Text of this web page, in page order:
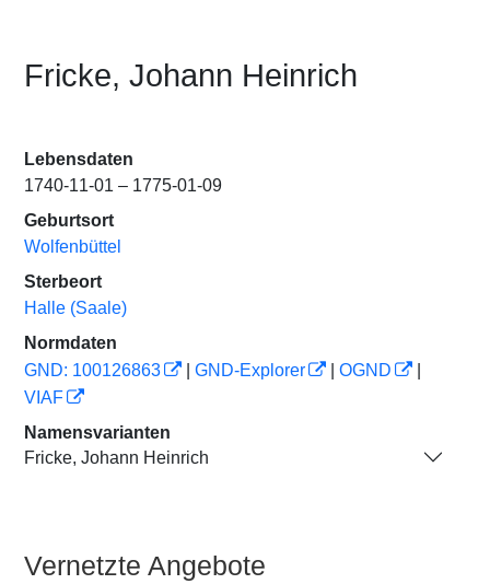
Fricke, Johann Heinrich
Lebensdaten
1740-11-01 – 1775-01-09
Geburtsort
Wolfenbüttel
Sterbeort
Halle (Saale)
Normdaten
GND: 100126863
GND-Explorer OGND
VIAF
Namensvarianten
Fricke, Johann Heinrich
Vernetzte Angebote